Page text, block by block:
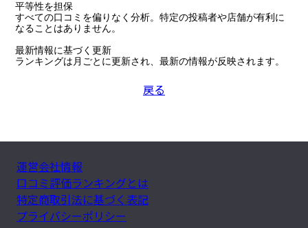
平等性を担保
すべての口コミを偏りなく分析。特定の投稿者や店舗が有利に
なることはありません。
最新情報に基づく更新
ランキングは月ごとに更新され、最新の情報が反映されます。
戻る
運営会社情報
口コミ評価ランキングとは
特定商取引法に基づく表記
プライバシーポリシー